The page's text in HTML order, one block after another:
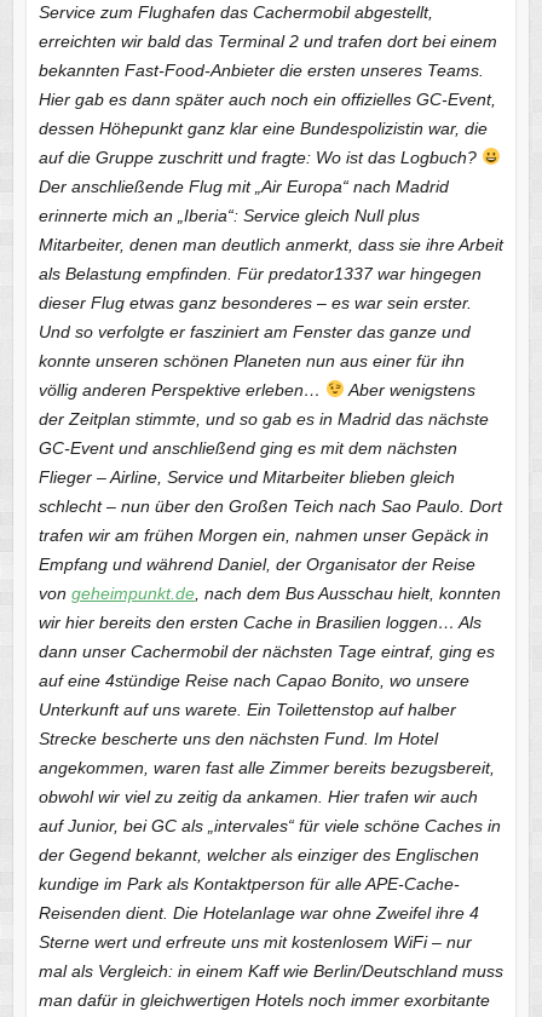
Service zum Flughafen das Cachermobil abgestellt,
erreichten wir bald das Terminal 2 und trafen dort bei einem
bekannten Fast-Food-Anbieter die ersten unseres Teams.
Hier gab es dann später auch noch ein offizielles GC-Event,
dessen Höhepunkt ganz klar eine Bundespolizistin war, die
auf die Gruppe zuschritt und fragte: Wo ist das Logbuch?
Der anschließende Flug mit „Air Europa“ nach Madrid
erinnerte mich an „Iberia“: Service gleich Null plus
Mitarbeiter, denen man deutlich anmerkt, dass sie ihre Arbeit
als Belastung empfinden. Für predator1337 war hingegen
dieser Flug etwas ganz besonderes – es war sein erster.
Und so verfolgte er fasziniert am Fenster das ganze und
konnte unseren schönen Planeten nun aus einer für ihn
völlig anderen Perspektive erleben…
Aber wenigstens
der Zeitplan stimmte, und so gab es in Madrid das nächste
GC-Event und anschließend ging es mit dem nächsten
Flieger – Airline, Service und Mitarbeiter blieben gleich
schlecht – nun über den Großen Teich nach Sao Paulo. Dort
trafen wir am frühen Morgen ein, nahmen unser Gepäck in
Empfang und während Daniel, der Organisator der Reise
von geheimpunkt.de, nach dem Bus Ausschau hielt, konnten
wir hier bereits den ersten Cache in Brasilien loggen… Als
dann unser Cachermobil der nächsten Tage eintraf, ging es
auf eine 4stündige Reise nach Capao Bonito, wo unsere
Unterkunft auf uns warete. Ein Toilettenstop auf halber
Strecke bescherte uns den nächsten Fund. Im Hotel
angekommen, waren fast alle Zimmer bereits bezugsbereit,
obwohl wir viel zu zeitig da ankamen. Hier trafen wir auch
auf Junior, bei GC als „intervales“ für viele schöne Caches in
der Gegend bekannt, welcher als einziger des Englischen
kundige im Park als Kontaktperson für alle APE-Cache-
Reisenden dient. Die Hotelanlage war ohne Zweifel ihre 4
Sterne wert und erfreute uns mit kostenlosem WiFi – nur
mal als Vergleich: in einem Kaff wie Berlin/Deutschland muss
man dafür in gleichwertigen Hotels noch immer exorbitante